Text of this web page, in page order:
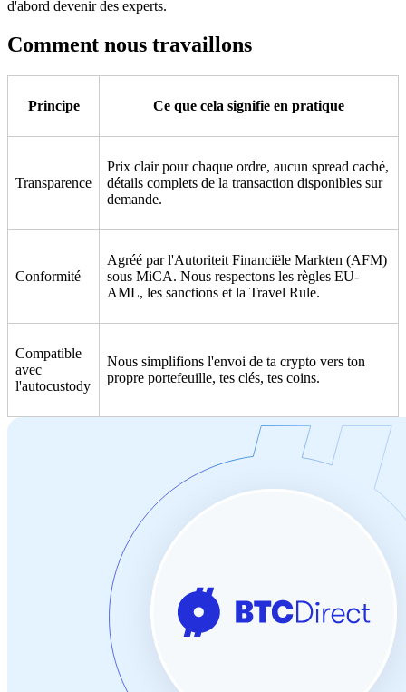
d'abord devenir des experts.
Comment nous travaillons
Principe Ce que cela signifie en pratique
Transparence
Prix clair pour chaque ordre, aucun spread caché,
détails complets de la transaction disponibles sur
demande.
Conformité
Agréé par l'Autoriteit Financiële Markten (AFM)
sous MiCA. Nous respectons les règles EU-
AML, les sanctions et la Travel Rule.
Compatible
avec
l'autocustody
Nous simplifions l'envoi de ta crypto vers ton
propre portefeuille, tes clés, tes coins.